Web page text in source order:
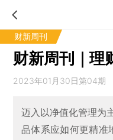
财新周刊
财新周刊｜理
2023年01月30日第04期
迈入以净值化管理为
品体系应如何更精准